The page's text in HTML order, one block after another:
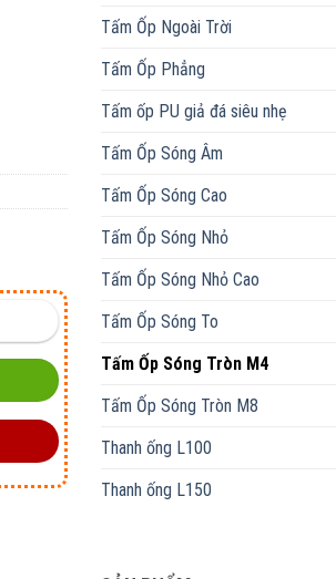
Tấm Ốp Ngoài Trời
Tấm Ốp Phẳng
Tấm ốp PU giả đá siêu nhẹ
Tấm Ốp Sóng Âm
Tấm Ốp Sóng Cao
Tấm Ốp Sóng Nhỏ
Tấm Ốp Sóng Nhỏ Cao
Tấm Ốp Sóng To
Tấm Ốp Sóng Tròn M4
Tấm Ốp Sóng Tròn M8
Thanh ống L100
Thanh ống L150